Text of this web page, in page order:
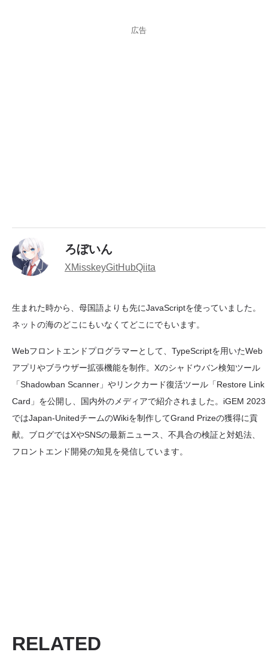
広告
ろぼいん
XMisskeyGitHubQiita
生まれた時から、母国語よりも先にJavaScriptを使っていました。
ネットの海のどこにもいなくてどこにでもいます。
Webフロントエンドプログラマーとして、TypeScriptを用いたWeb
アプリやブラウザー拡張機能を制作。Xのシャドウバン検知ツール
「Shadowban Scanner」やリンクカード復活ツール「Restore Link
Card」を公開し、国内外のメディアで紹介されました。iGEM 2023
ではJapan-UnitedチームのWikiを制作してGrand Prizeの獲得に貢
献。ブログではXやSNSの最新ニュース、不具合の検証と対処法、
フロントエンド開発の知見を発信しています。
RELATED